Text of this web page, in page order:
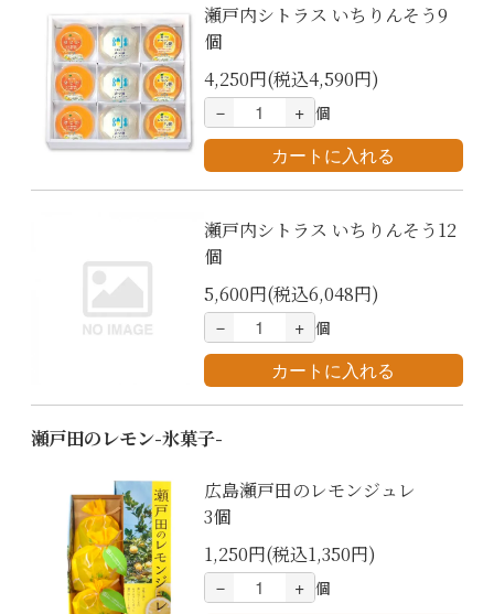
瀬戸内シトラス いちりんそう9
個
4,250円(税込4,590円)
－
+ 個
瀬戸内シトラス いちりんそう12
個
5,600円(税込6,048円)
－
+ 個
瀬戸田のレモン-氷菓子-
広島瀬戸田のレモンジュレ
3個
1,250円(税込1,350円)
－
+ 個